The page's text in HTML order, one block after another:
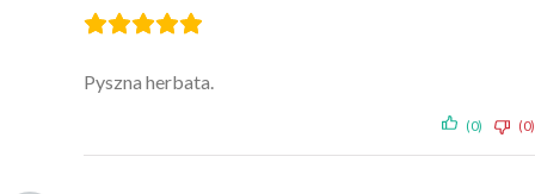
Pyszna herbata.
(0) (0)